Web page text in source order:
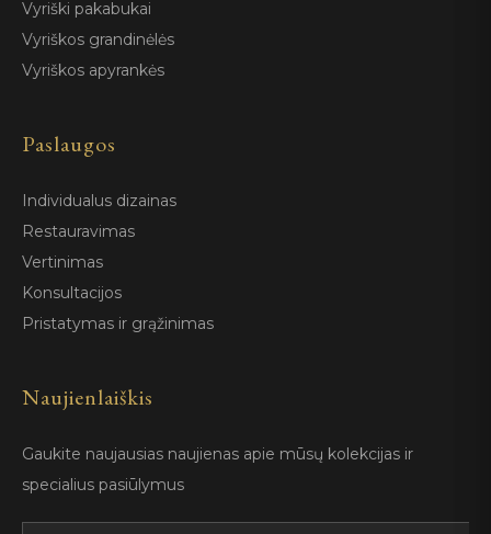
Vyriški pakabukai
Vyriškos grandinėlės
Vyriškos apyrankės
Paslaugos
Individualus dizainas
Restauravimas
Vertinimas
Konsultacijos
Pristatymas ir grąžinimas
Naujienlaiškis
Gaukite naujausias naujienas apie mūsų kolekcijas ir
specialius pasiūlymus